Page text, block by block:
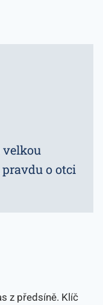
velkou
o otci
z předsíně. Klíč